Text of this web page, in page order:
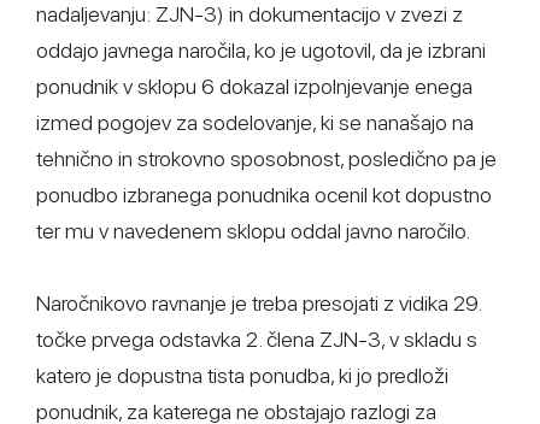
nadaljevanju: ZJN-3) in dokumentacijo v zvezi z
oddajo javnega naročila, ko je ugotovil, da je izbrani
ponudnik v sklopu 6 dokazal izpolnjevanje enega
izmed pogojev za sodelovanje, ki se nanašajo na
tehnično in strokovno sposobnost, posledično pa je
ponudbo izbranega ponudnika ocenil kot dopustno
ter mu v navedenem sklopu oddal javno naročilo.
Naročnikovo ravnanje je treba presojati z vidika 29.
točke prvega odstavka 2. člena ZJN-3, v skladu s
katero je dopustna tista ponudba, ki jo predloži
ponudnik, za katerega ne obstajajo razlogi za